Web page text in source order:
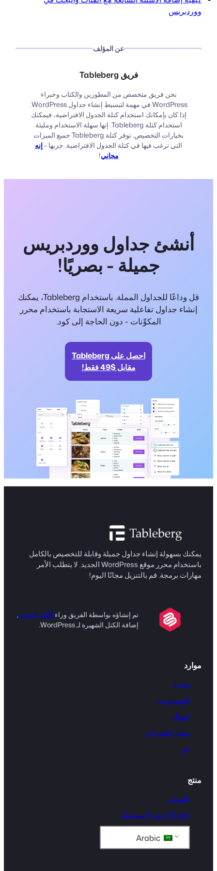
ووردبريس
عن المؤلف
فريق Tableberg
نحن فريق متخصص من المطورين والكتاب وخبراء
WordPress في مهمة لتبسيط إنشاء جداول WordPress.
إذا كان بإمكانك استخدام كتلة الجدول الافتراضية، فيمكنك
استخدام كتلة Tableberg. إنها سهلة الاستخدام ومليئة
بخيارات التخصيص. توفر كتلة Tableberg جميع الميزات
التي ترغب فيها في كتلة الجدول الافتراضية. جربها -إنه
مجاني!
أنشئ جداول ووردبريس
جميلة - بصريًا!
قل وداعًا للجداول المملة. باستخدام Tableberg، يمكنك
إنشاء جداول تفاعلية سريعة الاستجابة باستخدام محرر
المكوِّنات - دون الحاجة إلى كود.
احصل على Tableberg
مقابل $49 فقط!
يمكنك بسهولة إنشاء جداول جميلة وقابلة للتخصيص بالكامل
باستخدام محرر موقع WordPress الجديد. لا يتطلب الأمر
مهارات برمجة. قم بالتنزيل مجانًا اليوم!
تم إنشاؤه بواسطة الفريق وراء الكتل النهائية,
إضافة الكتل الشهيرة لـ WordPress.
موارد
مدونة
المستندات
اتصال
سجل التغييرات
عن
منتج
التسعير
Tables جاهز الاستخدام
Arabic